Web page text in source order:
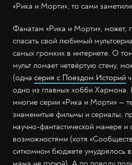
«Рика и Морти», то сами
Фанатам «Рика и Морти», может,
спасать свой любимый
самых громких в интернете. О
мульт ломает четвёртую стену,
(одна серия с Поездом Историй
одно из главных хобби Хармона.
многие серии «Рика и Морти» —
знаменитые фильмы и сериалы,
научно-фантастической манере
возможностями (хотя
ситкомном бюджете умудрялось